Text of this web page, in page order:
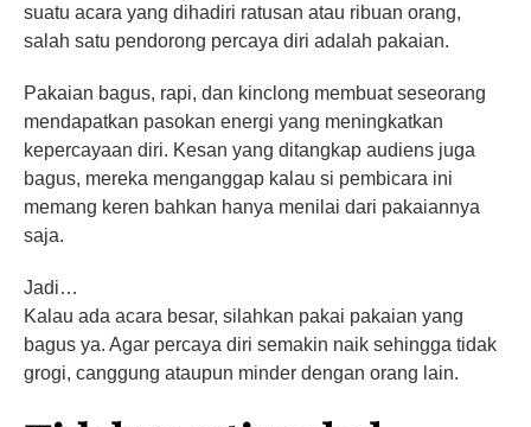
suatu acara yang dihadiri ratusan atau ribuan orang,
salah satu pendorong percaya diri adalah pakaian.
Pakaian bagus, rapi, dan kinclong membuat seseorang
mendapatkan pasokan energi yang meningkatkan
kepercayaan diri. Kesan yang ditangkap audiens juga
bagus, mereka menganggap kalau si pembicara ini
memang keren bahkan hanya menilai dari pakaiannya
saja.
Jadi…
Kalau ada acara besar, silahkan pakai pakaian yang
bagus ya. Agar percaya diri semakin naik sehingga tidak
grogi, canggung ataupun minder dengan orang lain.